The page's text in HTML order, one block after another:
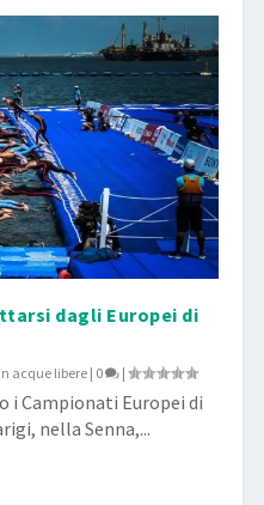
dagli Europei di
acque libere| 0 |
i Campionati Europei di
nella Senna,...